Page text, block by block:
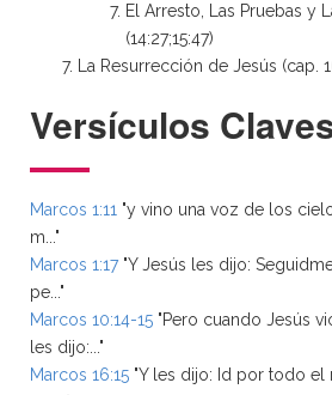
El Arresto, Las Pruebas y
(14:27;15:47)
La Resurrección de Jesús (cap.
Versículos
Marcos 1:11 "y vino una voz de los
m..."
Marcos 1:17"Y Jesús les dijo:
pe..."
Marcos 10:14-15 "Pero cuando Jesús
les dijo:..."
Marcos 16:15 "Y les dijo: Id por todo el